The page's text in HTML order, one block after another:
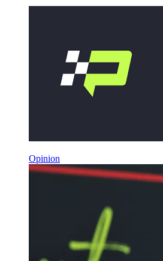
Opinion